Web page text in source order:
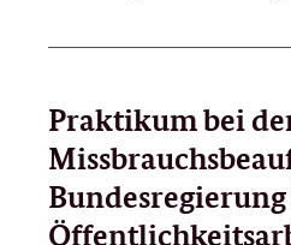
Praktikum bei